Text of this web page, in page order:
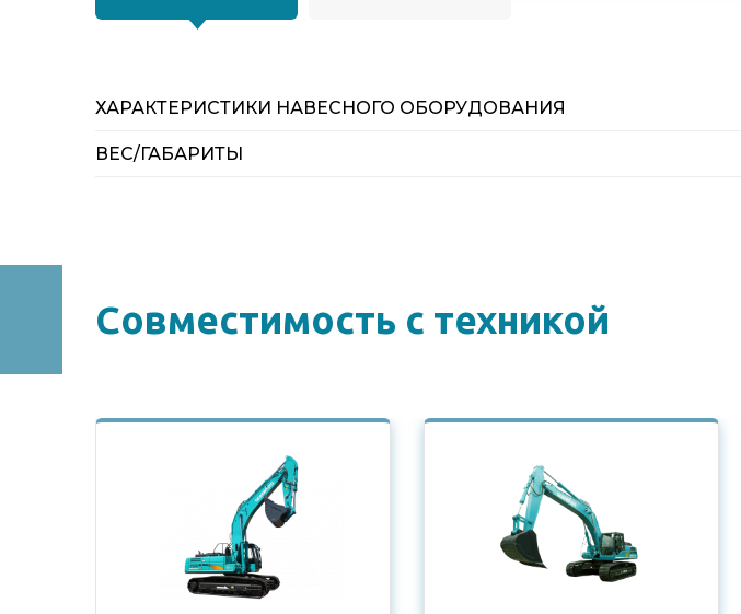
ХАРАКТЕРИСТИКИ НАВЕСНОГО ОБОРУДОВАНИЯ
ВЕС/ГАБАРИТЫ
Совместимоcть с техникой